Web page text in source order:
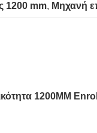
1200 mm, Μηχανή
1200MM